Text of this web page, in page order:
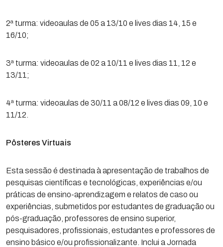
2ª turma: videoaulas de 05 a 13/10 e lives dias 14, 15 e
16/10;
3ª turma: videoaulas de 02 a 10/11 e lives dias 11, 12 e
13/11;
4ª turma: videoaulas de 30/11 a 08/12 e lives dias 09, 10 e
11/12.
Pôsteres Virtuais
Esta sessão é destinada à apresentação de trabalhos de
pesquisas científicas e tecnológicas, experiências e/ou
práticas de ensino-aprendizagem e relatos de caso ou
experiências, submetidos por estudantes de graduação ou
pós-graduação, professores de ensino superior,
pesquisadores, profissionais, estudantes e professores de
ensino básico e/ou profissionalizante. Inclui a Jornada